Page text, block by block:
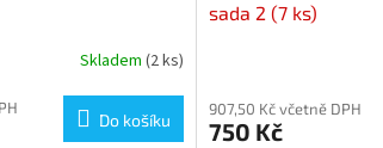
Skladem (2 ks)
Do košíku
sada 2 (7 ks)
907,50 Kč včetně DPH
750 Kč